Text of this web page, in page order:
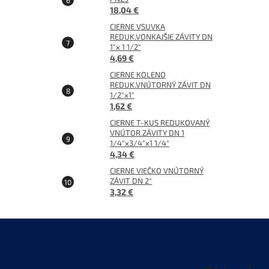
18,04 €
CIERNE VSUVKA
REDUK.VONKAJŠIE ZÁVITY DN
1"x 1 1/2"
4,69 €
CIERNE KOLENO
REDUK.VNÚTORNÝ ZÁVIT DN
1/2"x1"
1,62 €
CIERNE T-KUS REDUKOVANÝ
VNÚTOR.ZÁVITY DN 1
1/4"x3/4"x1 1/4"
4,34 €
CIERNE VIEČKO VNÚTORNÝ
ZÁVIT DN 2"
3,32 €